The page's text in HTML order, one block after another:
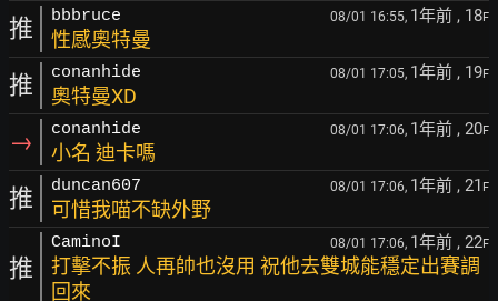
推 bbbruce 08/01 16:55, 1年前 , 18F
性感奧特曼
推 conanhide 08/01 17:05, 1年前 , 19F
奧特曼XD
→ conanhide 08/01 17:06, 1年前 , 20F
小名 迪卡嗎
推 duncan607 08/01 17:06, 1年前 , 21 F
可惜我喵不缺外野
推
CaminoI 08/01 17:06, 1年前 , 22F
打擊不振 人再帥也沒用 祝他去雙城能穩定出賽調
回來